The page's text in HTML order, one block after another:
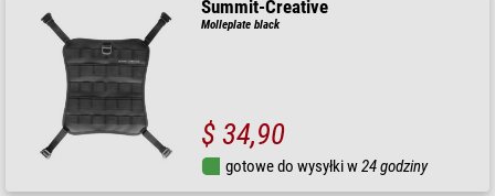
Summit-Creative
Molleplate black
$ 34,90
gotowe do wysyłki w24 godziny